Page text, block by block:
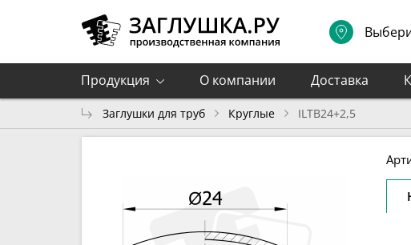
Продукция О компании Доставка
Заглушки для труб Круглые ILTB24+2,5